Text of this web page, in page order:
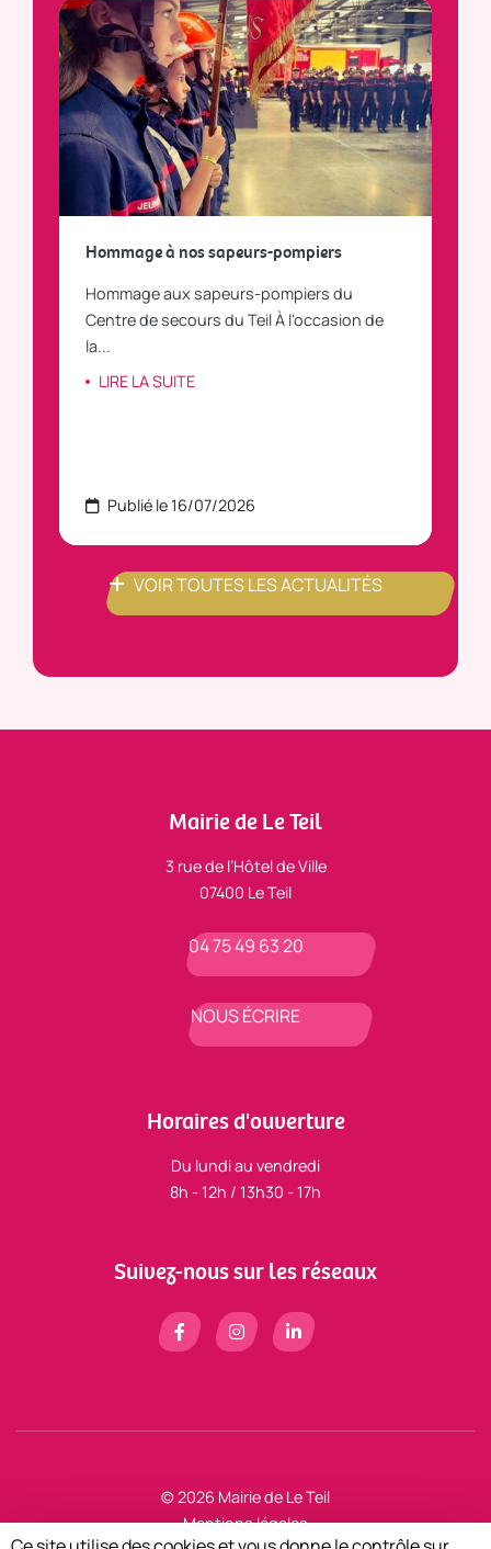
Hommage à nos sapeurs-pompiers
Hommage aux sapeurs-pompiers du
Centre de secours du Teil À l'occasion de
la...
LIRE LA SUITE
Publié le 16/07/2026
VOIR TOUTES LES ACTUALITÉS
Mairie de Le Teil
3 rue de l’Hôtel de Ville
07400 Le Teil
04 75 49 63 20
NOUS ÉCRIRE
Horaires d'ouverture
Du lundi au vendredi
8h - 12h / 13h30 - 17h
Suivez-nous sur les réseaux
© 2026 Mairie de Le Teil
Mentions légales